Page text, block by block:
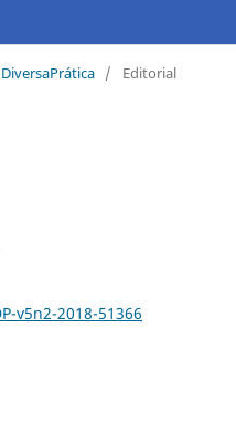
/ Editorial
v5n2-2018-51366